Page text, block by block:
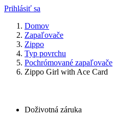
Prihlásiť sa
Domov
Zapaľovače
Zippo
Typ povrchu
Pochrómované zapaľovače
Zippo Girl with Ace Card
Doživotná záruka